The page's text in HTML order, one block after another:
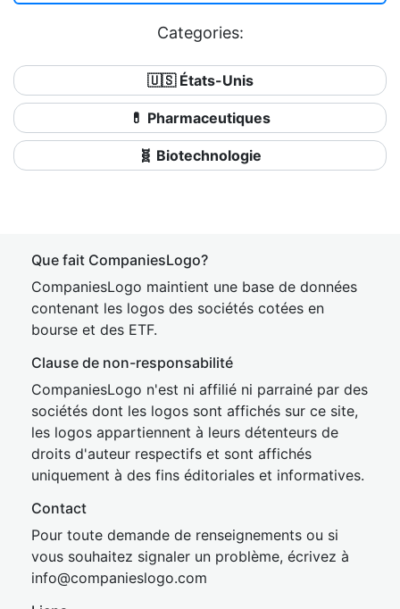
Categories:
🇺🇸 États-Unis
💊 Pharmaceutiques
🧬 Biotechnologie
Que fait CompaniesLogo?
CompaniesLogo maintient une base de données
contenant les logos des sociétés cotées en
bourse et des ETF.
Clause de non-responsabilité
CompaniesLogo n'est ni affilié ni parrainé par des
sociétés dont les logos sont affichés sur ce site,
les logos appartiennent à leurs détenteurs de
droits d'auteur respectifs et sont affichés
uniquement à des fins éditoriales et informatives.
Contact
Pour toute demande de renseignements ou si
vous souhaitez signaler un problème, écrivez à
info@companieslogo.com